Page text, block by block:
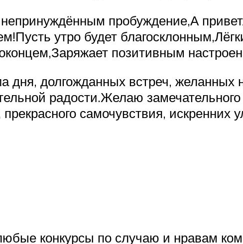
пробуждение,А
утро будет
позитивным
дня, долгожданных встреч, желанных
радости.Желаю замечательного
самочувствия, искренних
конкурсы по случаю и нравам